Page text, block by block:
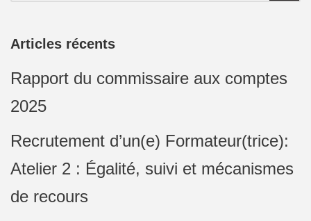
Articles récents
Rapport du commissaire aux comptes
2025
Recrutement d’un(e) Formateur(trice):
Atelier 2 : Égalité, suivi et mécanismes
de recours